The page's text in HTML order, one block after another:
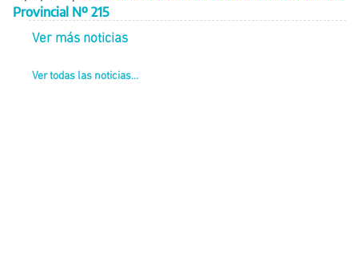
Provincial Nº 215
Ver más noticias
Ver todas las noticias...